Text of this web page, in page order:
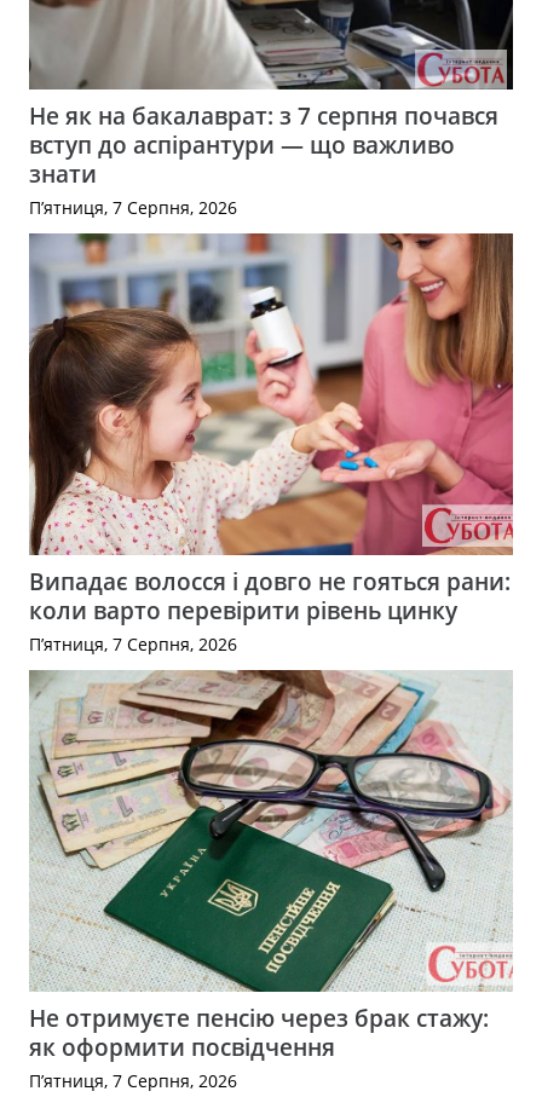
Не як на бакалаврат: з 7 серпня почався
вступ до аспірантури — що важливо
знати
П’ятниця, 7 Серпня, 2026
Випадає волосся і довго не гояться рани:
коли варто перевірити рівень цинку
П’ятниця, 7 Серпня, 2026
Не отримуєте пенсію через брак стажу:
як оформити посвідчення
П’ятниця, 7 Серпня, 2026